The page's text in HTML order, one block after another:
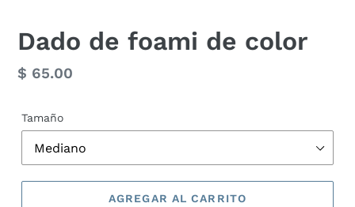
Dado de foami de color
Precio
$ 65.00
Tamaño
AGREGAR AL CARRITO